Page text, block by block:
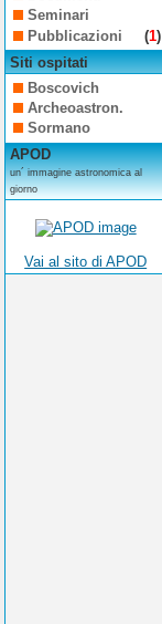
Seminari
Pubblicazioni
(1)
Siti ospitati
Boscovich
Archeoastron.
Sormano
APOD
un´ immagine astronomica al
giorno
Vai al sito di APOD